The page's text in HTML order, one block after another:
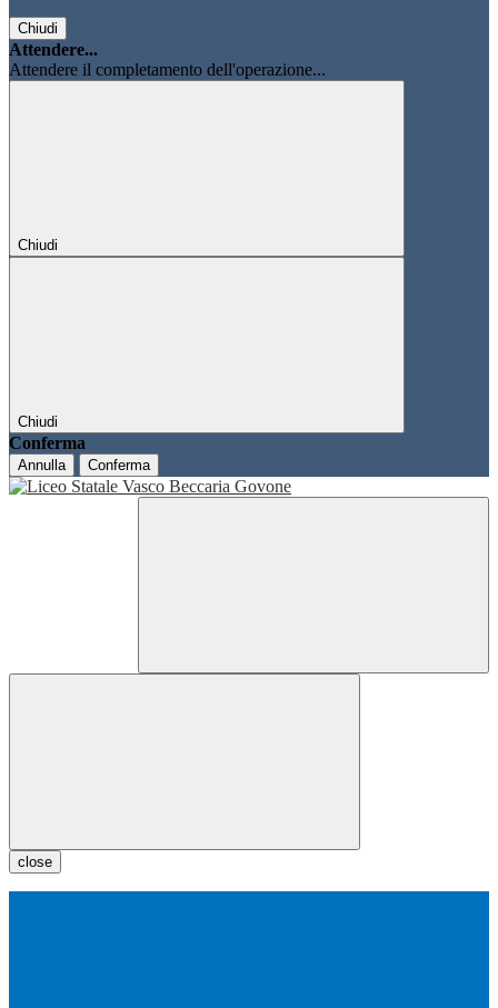
Chiudi
Attendere...
Attendere il completamento dell'operazione...
Chiudi
Chiudi
Conferma
Annulla Conferma
close